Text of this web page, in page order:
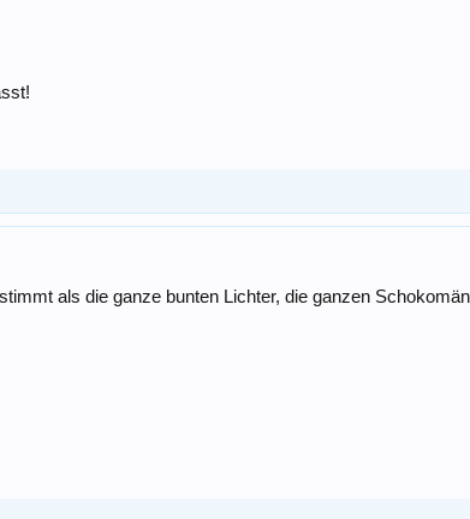
als die ganze bunten Lichter, die ganzen